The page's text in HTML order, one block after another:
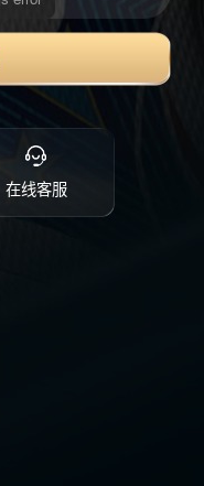
在线客服